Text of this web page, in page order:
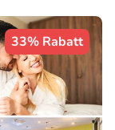
33% Rabatt